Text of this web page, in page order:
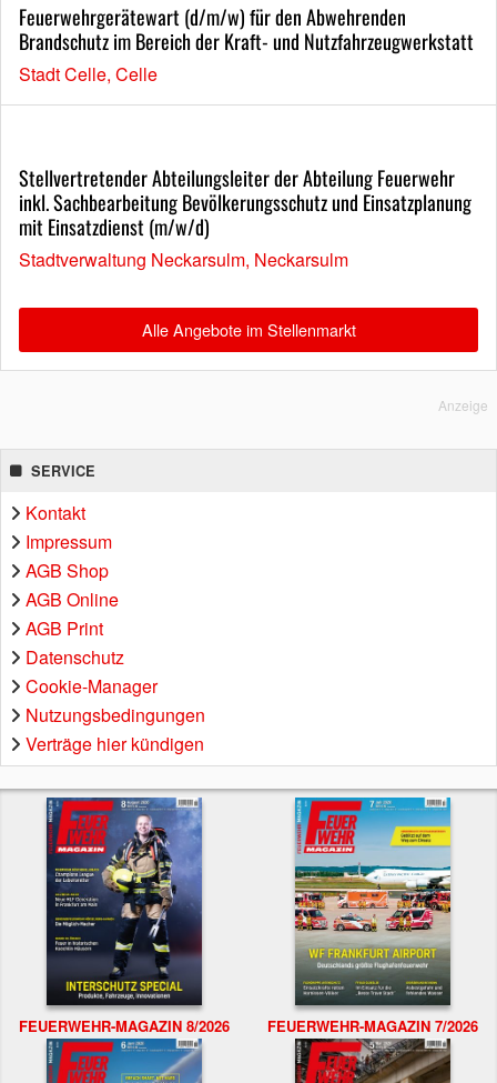
Feuerwehrgerätewart (d/m/w) für den Abwehrenden
Brandschutz im Bereich der Kraft- und Nutzfahrzeugwerkstatt
Stadt Celle, Celle
Stellvertretender Abteilungsleiter der Abteilung Feuerwehr
inkl. Sachbearbeitung Bevölkerungsschutz und Einsatzplanung
mit Einsatzdienst (m/w/d)
Stadtverwaltung Neckarsulm, Neckarsulm
Alle Angebote im Stellenmarkt
Anzeige
SERVICE
Kontakt
Impressum
AGB Shop
AGB Online
AGB Print
Datenschutz
Cookie-Manager
Nutzungsbedingungen
Verträge hier kündigen
FEUERWEHR-MAGAZIN 8/2026 FEUERWEHR-MAGAZIN 7/2026